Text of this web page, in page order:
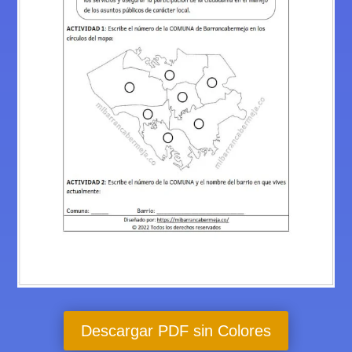
Descargar PDF sin Colores